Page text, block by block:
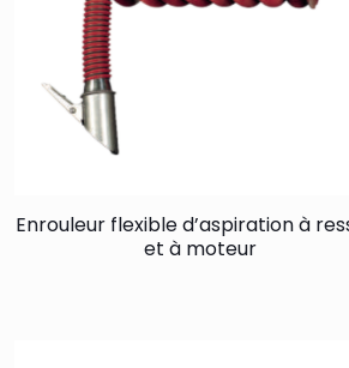
Enrouleur flexible d’aspiration à
et à moteur